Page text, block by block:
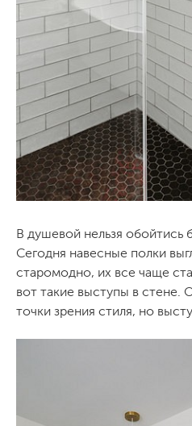
В душевой нельзя обойтись
Сегодня навесные полки
старомодно, их все чаще
вот такие выступы в стене.
точки зрения стиля, но